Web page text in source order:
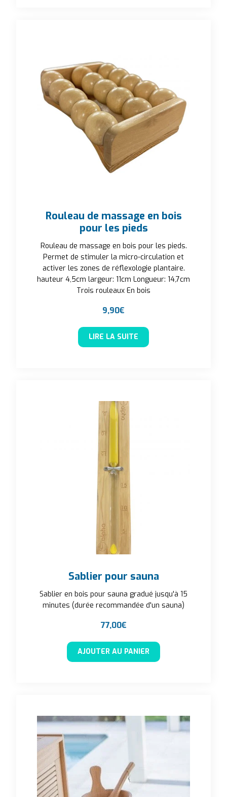
Rouleau de massage en bois
pour les pieds
Rouleau de massage en bois pour les pieds.
Permet de stimuler la micro-circulation et
activer les zones de réflexologie plantaire.
hauteur 4,5cm largeur: 11cm Longueur: 14,7cm
Trois rouleaux En bois
9,90€
LIRE LA SUITE
Sablier pour sauna
Sablier en bois pour sauna gradué jusqu'à 15
minutes (durée recommandée d'un sauna)
77,00€
AJOUTER AU PANIER